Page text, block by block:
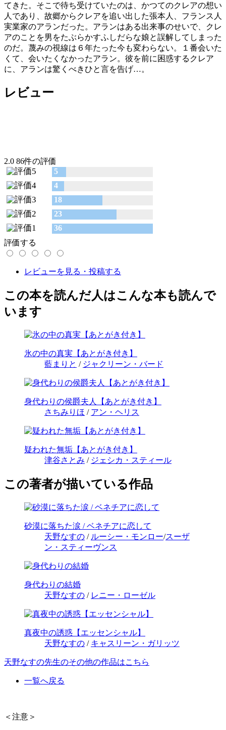
てきた。そこで待ち受けていたのは、かつてのクレアの想い
人であり、故郷からクレアを追い出した張本人、フランス人
実業家のアランだった。アランはある出来事のせいで、クレ
アのことを男をたぶらかすふしだらな娘と誤解してしまった
のだ。蔑みの視線は６年たった今も変わらない。１番会いた
くて、会いたくなかったアラン。彼を前に困惑するクレア
に、アランは驚くべきひと言を告げ…。
レビュー
2.0 86件の評価
5
4
18
23
36
評価する
レビューを見る・投稿する
この本を読んだ人はこんな本も読んで
います
氷の中の真実【あとがき付き】
藍まりと / ジャクリーン・バード
身代わりの侯爵夫人【あとがき付き】
さちみりほ / アン・ヘリス
疑われた無垢【あとがき付き】
津谷さとみ / ジェシカ・スティール
この著者が描いている作品
砂漠に落ちた涙 / ベネチアに恋して
天野なすの / ルーシー・モンロー/スーザ
ン・スティーヴンス
身代わりの結婚
天野なすの / レニー・ローゼル
真夜中の誘惑【エッセンシャル】
天野なすの / キャスリーン・ガリッツ
天野なすの先生のその他の作品はこちら
一覧へ戻る
＜注意＞